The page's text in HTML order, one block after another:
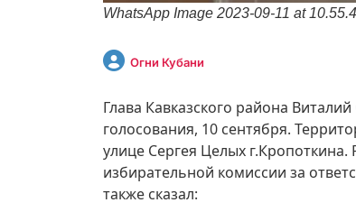
WhatsApp Image 2023-09-11 at
Огни Кубани
Глава Кавказского района
голосования, 10 сентября.
улице Сергея Целых
избирательной комиссии за
также сказал: